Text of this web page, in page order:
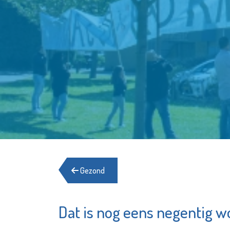
Gezond
Dat is nog eens negentig
Open Art
MVS